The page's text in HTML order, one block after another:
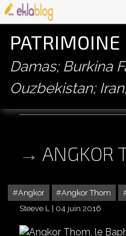
PATRIMOINE
Damas; Burkina
Ouzbekistan;
ANGKOR
Angkor Angkor Thom
Steeve L
04 juin 2016